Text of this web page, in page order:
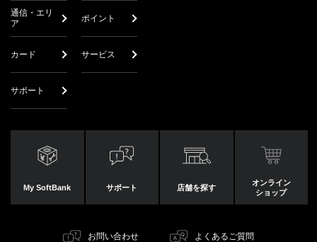
通信・エリ
ア
ポイント
カード サービス
サポート
My SoftBank サポート 店舗を探す
オンライン
ショップ
お問い合わせ よくあるご質問